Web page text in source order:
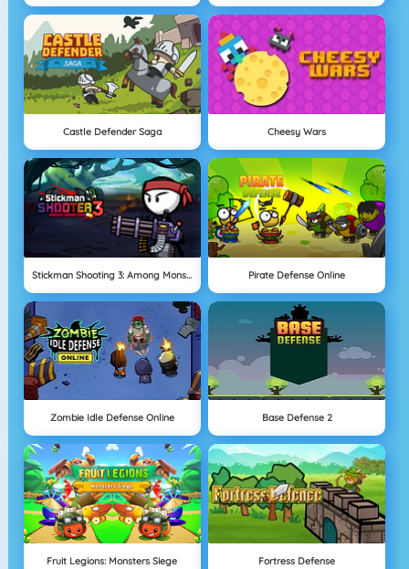
Castle Defender Saga Cheesy Wars
Stickman Shooting 3: Among Monsters Pirate Defense Online
Zombie Idle Defense Online Base Defense 2
Fruit Legions: Monsters Siege Fortress Defense